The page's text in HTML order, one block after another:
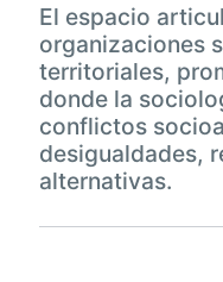
El espacio
organizaciones
territoriales,
donde la
conflictos
desigualdades,
alternativas.